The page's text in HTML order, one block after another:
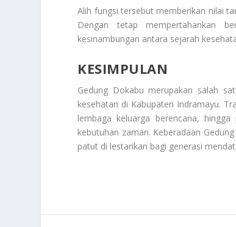
Alih fungsi tersebut memberikan nilai
Dengan tetap mempertahankan
kesinambungan antara sejarah
KESIMPULAN
Gedung Dokabu merupakan salah
kesehatan di Kabupaten Indramayu.
lembaga keluarga berencana,
kebutuhan zaman. Keberadaan
patut di lestarikan bagi generasi